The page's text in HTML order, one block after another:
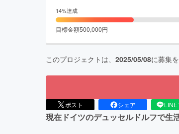
14%達成
目標金額500,000円
このプロジェクトは、 2025/05/08に募集
ポスト シェア
現在ドイツのデュッセルドルフで